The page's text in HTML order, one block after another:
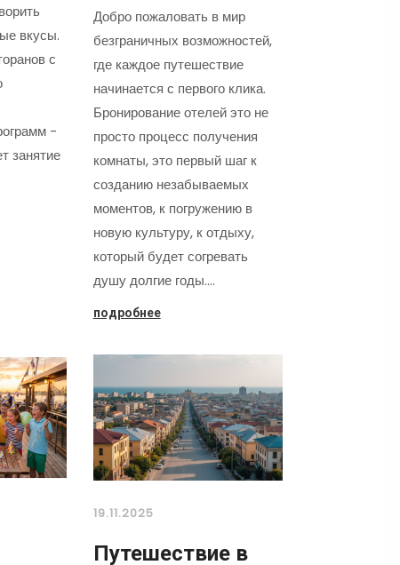
вкусы.
с
-
занятие
Добро пожаловать в мир
безграничных возможностей,
где каждое путешествие
начинается с первого клика.
Бронирование отелей это не
просто процесс получения
комнаты, это первый шаг к
созданию незабываемых
моментов, к погружению в
новую культуру, к отдыху,
который будет согревать
душу долгие годы.…
подробнее
19.11.2025
Путешествие в